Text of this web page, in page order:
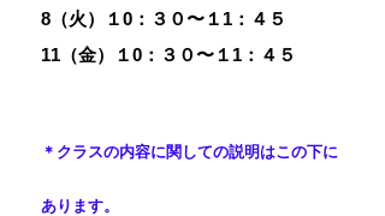
8（火）１0：３０〜１1：４５
11（金）１0：３０〜１1：４５
＊クラスの内容に関しての説明はこの下に
あります。